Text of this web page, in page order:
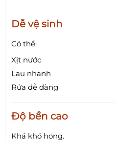
Dễ vệ sinh
Có thể:
Xịt nước
Lau nhanh
Rửa dễ dàng
Độ bền cao
Khá khó hỏng.